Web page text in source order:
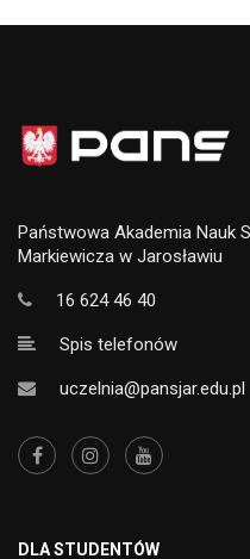
Państwowa Akademia Nauk
Markiewicza w Jarosławiu
16 624 46 40
Spis telefonów
uczelnia@pansjar.edu.pl
DLA STUDENTÓW